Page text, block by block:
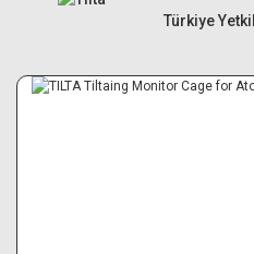
Türkiye